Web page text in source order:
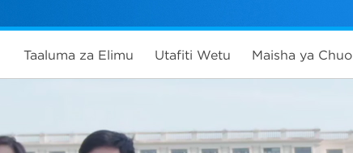
Taaluma za Elimu Utafiti Wetu Maisha ya Chuo